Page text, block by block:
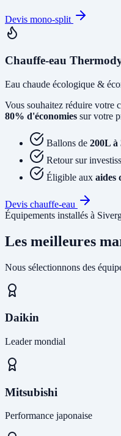
Devis mono-split
Chauffe-eau
Eau chaude écologique &
Vous souhaitez réduire votre
80% d'économies sur votre
Ballons de 200L à
Retour sur
Éligible aux aides
Devis chauffe-eau
Équipements installés à
Les meilleures
Nous sélectionnons des
Daikin
Leader mondial
Mitsubishi
Performance japonaise